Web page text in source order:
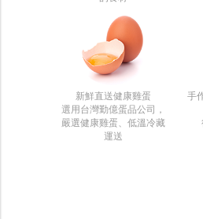
新鮮直送健康雞蛋
選用台灣勤億蛋品公司，
嚴選健康雞蛋、低溫冷藏
運送
手